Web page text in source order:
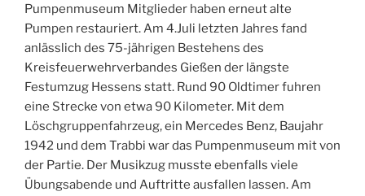
Pumpenmuseum Mitglieder haben erneut alte
Pumpen restauriert. Am 4.Juli letzten Jahres fand
anlässlich des 75-jährigen Bestehens des
Kreisfeuerwehrverbandes Gießen der längste
Festumzug Hessens statt. Rund 90 Oldtimer fuhren
eine Strecke von etwa 90 Kilometer. Mit dem
Löschgruppenfahrzeug, ein Mercedes Benz, Baujahr
1942 und dem Trabbi war das Pumpenmuseum mit von
der Partie. Der Musikzug musste ebenfalls viele
Übungsabende und Auftritte ausfallen lassen. Am